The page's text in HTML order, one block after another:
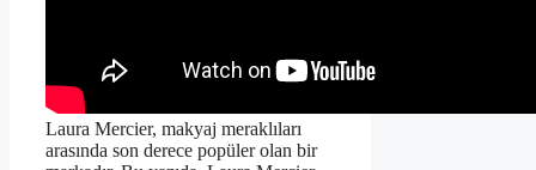
Laura Mercier, makyaj meraklıları
arasında son derece popüler olan bir